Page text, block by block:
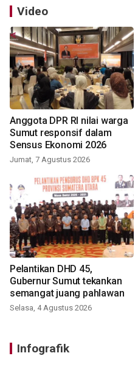
Video
Anggota DPR RI nilai warga
Sumut responsif dalam
Sensus Ekonomi 2026
Jumat, 7 Agustus 2026
Pelantikan DHD 45,
Gubernur Sumut tekankan
semangat juang pahlawan
Selasa, 4 Agustus 2026
Infografik